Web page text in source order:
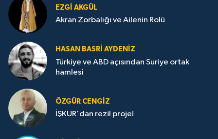
EZGI AKGÜL
Akran Zorbalığı ve Ailenin Rolü
HASAN BASRI AYDENIZ
Türkiye ve ABD açısından Suriye ortak
hamlesi
ÖZGÜR CENGIZ
İŞKUR'dan rezil proje!